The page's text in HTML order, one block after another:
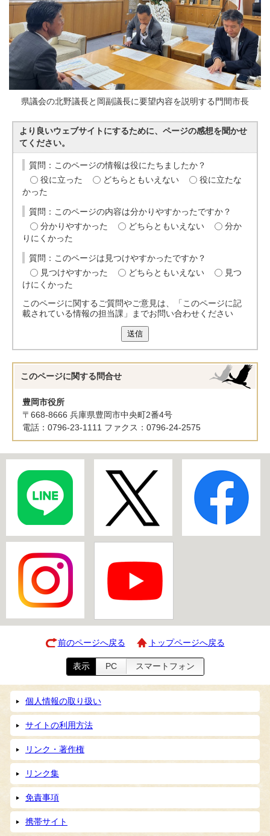
県議会の北野議長と岡副議長に要望内容を説明する門間市長
より良いウェブサイトにするために、ページの感想を聞かせ
てください。
質問：このページの情報は役にたちましたか？
役に立った
どちらともいえない
役に立たな
かった
質問：このページの内容は分かりやすかったですか？
分かりやすかった
どちらともいえない
分か
りにくかった
質問：このページは見つけやすかったですか？
見つけやすかった
どちらともいえない
見つ
けにくかった
このページに関するご質問やご意見は、「このページに記
載されている情報の担当課」までお問い合わせください
送信
このページに関する 問合せ
豊岡市役所
〒668-8666 兵庫県豊岡市中央町2番4号
電話：0796-23-1111 ファクス：0796-24-2575
前のページへ戻る トップページへ戻る
表示 PC スマートフォン
個人情報の取り扱い
サイトの利用方法
リンク・著作権
リンク集
免責事項
携帯サイト